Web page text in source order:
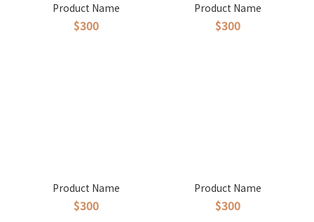
Product Name
$300
Product Name
$300
Product Name
$300
Product Name
$300